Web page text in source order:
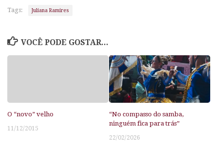
Tags: Juliana Ramires
VOCÊ PODE GOSTAR...
O “novo” velho
11/12/2015
“No compasso do samba,
ninguém fica para trás”
22/02/2026